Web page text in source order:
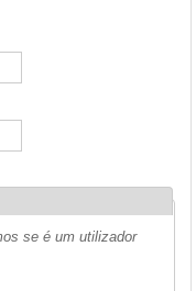
se é um utilizador